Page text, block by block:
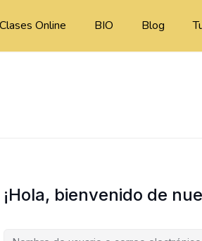
Clases Online BIO Blog
¡Hola, bienvenido de